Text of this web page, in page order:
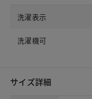
洗濯表示
洗濯機可
サイズ詳細